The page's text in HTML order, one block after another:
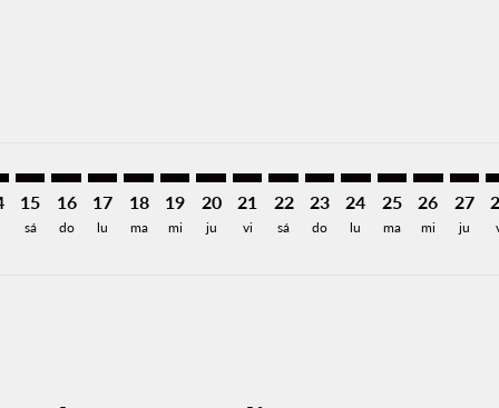
1.6KMXN
15
sá
16
do
17
lu
18
ma
ACA–MLM: cmp-view-offers-disclaimer.
19
mi
ACA–MLM: cmp-view-offers-
20
ju
ACA–MLM: cmp-view-offers-
21
vi
ACA–MLM: cmp-view-
22
sá
ACA–MLM: cmp-
23
do
ACA–MLM: cmp-
24
lu
ACA–MLM:
25
ma
26
mi
27
ju